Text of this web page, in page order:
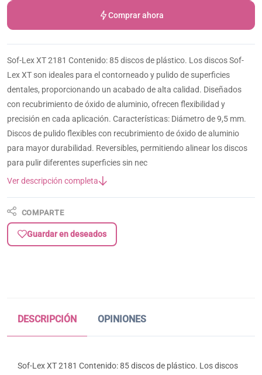
Comprar ahora
Sof-Lex XT 2181 Contenido: 85 discos de plástico. Los discos Sof-
Lex XT son ideales para el contorneado y pulido de superficies
dentales, proporcionando un acabado de alta calidad. Diseñados
con recubrimiento de óxido de aluminio, ofrecen flexibilidad y
precisión en cada aplicación. Características: Diámetro de 9,5 mm.
Discos de pulido flexibles con recubrimiento de óxido de aluminio
para mayor durabilidad. Reversibles, permitiendo alinear los discos
para pulir diferentes superficies sin nec
Ver descripción completa
COMPARTE
Guardar en deseados
DESCRIPCIÓN OPINIONES
Sof-Lex XT 2181 Contenido: 85 discos de plástico. Los discos